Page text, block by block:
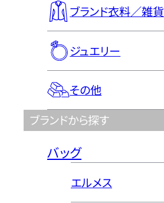
ブランド衣料／雑貨
ジュエリー
その他
ブランドから探す
バッグ
エルメス